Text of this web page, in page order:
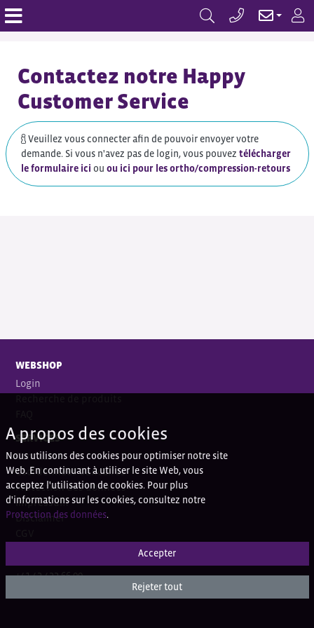
Contactez notre Happy
Customer Service
Veuillez vous connecter afin de pouvoir envoyer votre
demande. Si vous n'avez pas de login, vous pouvez télécharger
le formulaire ici ou ou ici pour les ortho/compression-retours
WEBSHOP
Login
SERVICES
Contact
Coordonnées bancaires
Protection des données
Impressum
Disclaimer
+41 43 433 66 00
A propos des cookies
Nous utilisons des cookies pour optimiser notre site
Web. En continuant à utiliser le site Web, vous
acceptez l'utilisation de cookies. Pour plus
d'informations sur les cookies, consultez notre
Protection des données.
Accepter
Rejeter tout